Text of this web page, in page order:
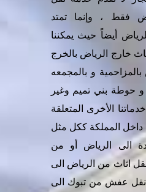
فقط ، وإنما تمتد
أيضاً حيث يمكننا
خارج الرياض بالخرج
و بالمجمعه
حوطة بني تميم وغير
الأخرى المتعلقة
المملكة ككل مثل
الى الرياض أو من
اثاث من الرياض الى
نقل عفش من تبوك الى